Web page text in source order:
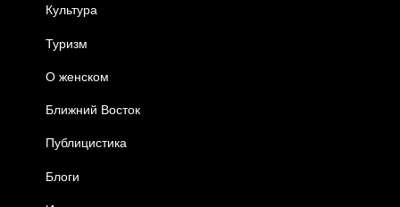
Культура
Туризм
О женском
Ближний Восток
Публицистика
Блоги